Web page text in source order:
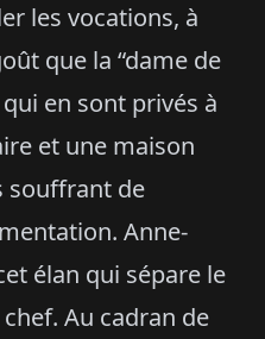
les vocations, à
que la “dame de
en sont privés à
et une maison
souffrant de
Anne-
élan qui sépare le
Au cadran de